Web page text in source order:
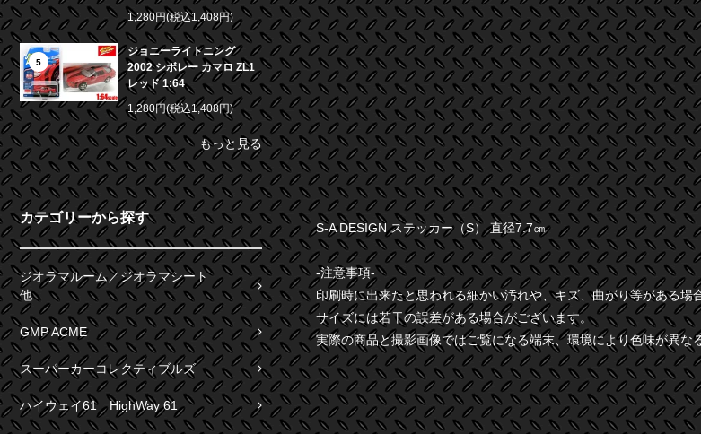
1,280円(税込1,408円)
5
ジョニーライトニング
2002 シボレー カマロ ZL1
レッド 1:64
1,280円(税込1,408円)
もっと見る
カテゴリーから探す
ジオラマルーム／ジオラマシート
他
GMP ACME
スーパーカーコレクティブルズ
ハイウェイ61 HighWay 61
S-A DESIGN ステッカー（S） 直径7.7㎝
-注意事項-
印刷時に出来たと思われる細かい汚れや、キズ、曲がり等がある場
サイズには若干の誤差がある場合がございます。
実際の商品と撮影画像ではご覧になる端末、環境により色味が異